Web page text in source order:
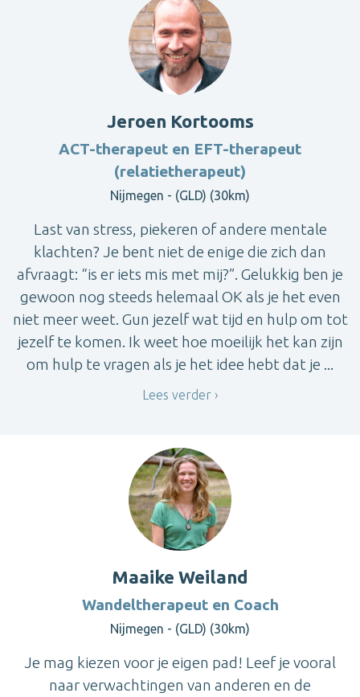
Jeroen Kortooms
ACT-therapeut en EFT-therapeut
(relatietherapeut)
Nijmegen - (GLD) (30km)
Last van stress, piekeren of andere mentale
klachten? Je bent niet de enige die zich dan
afvraagt: “is er iets mis met mij?”. Gelukkig ben je
gewoon nog steeds helemaal OK als je het even
niet meer weet. Gun jezelf wat tijd en hulp om tot
jezelf te komen. Ik weet hoe moeilijk het kan zijn
om hulp te vragen als je het idee hebt dat je ...
Lees verder
Maaike Weiland
Wandeltherapeut en Coach
Nijmegen - (GLD) (30km)
Je mag kiezen voor je eigen pad! Leef je vooral
naar verwachtingen van anderen en de